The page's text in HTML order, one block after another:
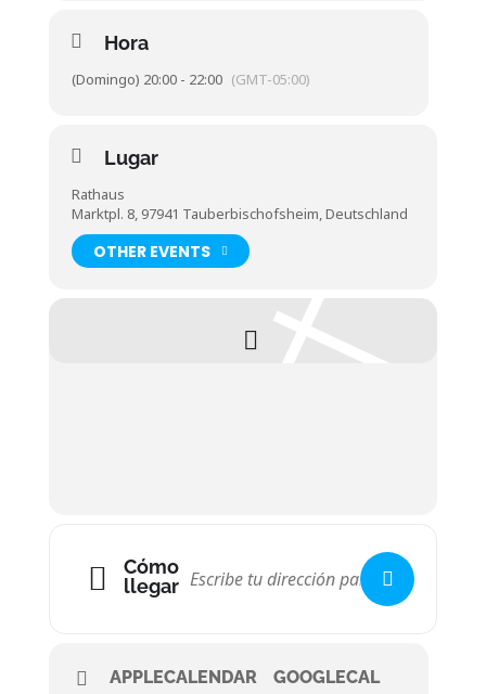
Hora
(Domingo) 20:00 - 22:00 (GMT-05:00)
Lugar
Rathaus
Marktpl. 8, 97941 Tauberbischofsheim, Deutschland
OTHER EVENTS
Cómo
llegar
APPLECALENDAR GOOGLECAL